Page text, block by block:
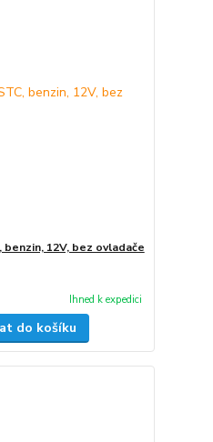
12V, bez ovladače
Ihned k expedici
do košíku